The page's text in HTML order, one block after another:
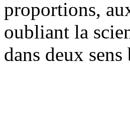
proportions,
oubliant la
dans deux